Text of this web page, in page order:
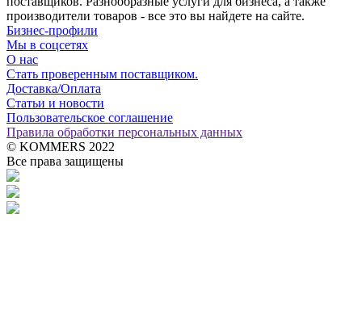
производители товаров - все это вы найдете на сайте.
Бизнес-профили
Мы в соцсетях
О нас
Стать проверенным поставщиком.
Доставка/Оплата
Статьи и новости
Пользовательское соглашение
Правила обработки персональных данных
© KOMMERS 2022
Все права защищены